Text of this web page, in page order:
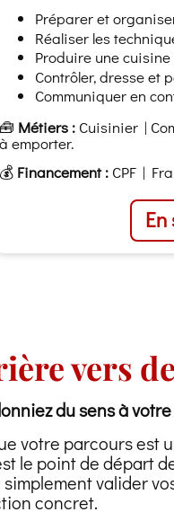
Préparer et
Réaliser les
Produire une
Contrôler, dresse et
Communiquer en
🧰 Métiers : Cuisinier |
à emporter.
💰 Financement : CPF |
vers
du sens à
votre parcours est
le point de départ
valider
concret.